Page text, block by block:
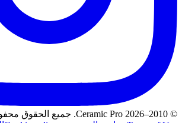
© 2010–2026 Ceramic Pro. جميع الحقوق محفوظة.